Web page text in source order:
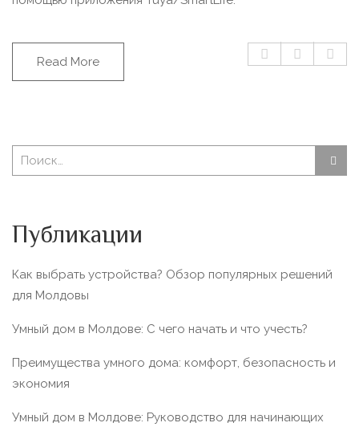
Read More
Публикации
Как выбрать устройства? Обзор популярных решений
для Молдовы
Умный дом в Молдове: С чего начать и что учесть?
Преимущества умного дома: комфорт, безопасность и
экономия
Умный дом в Молдове: Руководство для начинающих